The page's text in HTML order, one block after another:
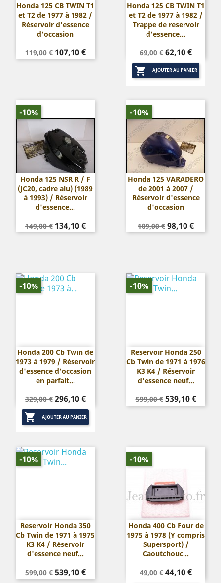
Honda 125 CB TWIN T1
et T2 de 1977 à 1982 /
Réservoir d'essence
d'occasion
Prix
de
119,00 € Prix
107,10 €
Honda 125 CB TWIN T1
et T2 de 1977 à 1982 /
Trappe de reservoir
d'essence...
Prix
de
base
69,00 € Prix
62,10 €
 AJOUTER AU PANIER
Honda 125 NSR R / F
(JC20, cadre alu) (1989
à 1993) / Réservoir
d'essence...
Prix
de
149,00 € Prix
134,10 €
-10%
Honda 125 VARADERO
de 2001 à 2007 /
Réservoir d'essence
d'occasion
Prix
de
109,00 € Prix
98,10 €
-10%
Honda 200 Cb Twin de
1973 à 1979 / Réservoir
d'essence d'occasion
en parfait...
Prix
de
base
329,00 € Prix
296,10 €
 AJOUTER AU PANIER
-10%
Reservoir Honda 250
Cb Twin de 1971 à 1976
K3 K4 / Réservoir
d'essence neuf...
Prix
de
599,00 € Prix
539,10 €
-10%
Reservoir Honda 350
Cb Twin de 1971 à 1975
K3 K4 / Réservoir
d'essence neuf...
Prix
599,00 € Prix
539,10 €
-10%
Honda 400 Cb Four de
1975 à 1978 (Y compris
Supersport) /
Caoutchouc...
Prix
49,00 € Prix
44,10 €
-10%